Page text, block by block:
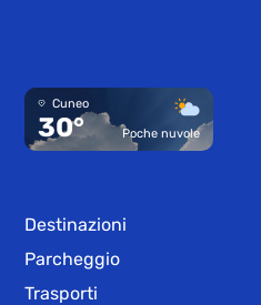
Cuneo
30° Poche nuvole
Destinazioni
Parcheggio
Trasporti